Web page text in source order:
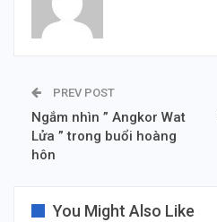
PREV POST
Ngắm nhìn ” Angkor Wat
Lửa ” trong buổi hoàng
hôn
You Might Also Like